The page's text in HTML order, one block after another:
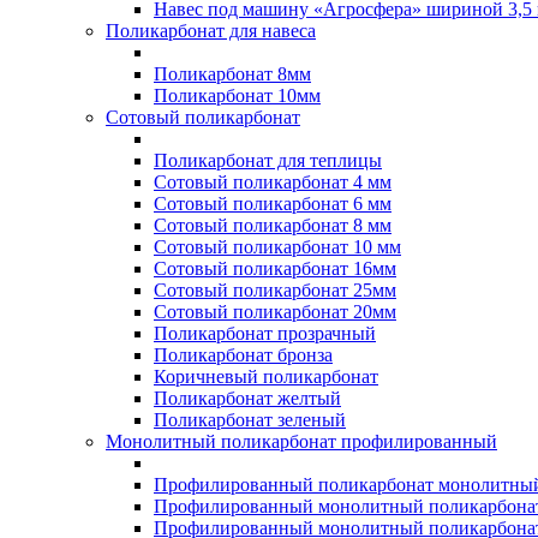
Навес под машину «Агросфера» шириной 3,5
Поликарбонат для навеса
Поликарбонат 8мм
Поликарбонат 10мм
Сотовый поликарбонат
Поликарбонат для теплицы
Сотовый поликарбонат 4 мм
Сотовый поликарбонат 6 мм
Сотовый поликарбонат 8 мм
Сотовый поликарбонат 10 мм
Сотовый поликарбонат 16мм
Сотовый поликарбонат 25мм
Сотовый поликарбонат 20мм
Поликарбонат прозрачный
Поликарбонат бронза
Коричневый поликарбонат
Поликарбонат желтый
Поликарбонат зеленый
Монолитный поликарбонат профилированный
Профилированный поликарбонат
Профилированный монолитный
Профилированный монолитный